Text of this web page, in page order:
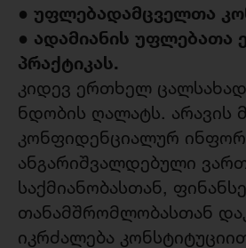
● უფლებადამცველთა
● ადამიანის უფლებათა
პრაქტიკას.
კიდევ ერთხელ ცალსახად
ნდობის ღალატს. არავის
კონფიდენციალურ
ანგარიშვალდებული
საქმიანობასთან,
თანამშრომლობასთან
იკრძალება